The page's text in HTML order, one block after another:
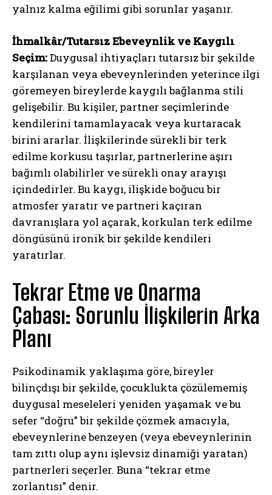
yalnız kalma eğilimi gibi sorunlar yaşanır.
İhmalkâr/Tutarsız Ebeveynlik ve Kaygılı
Seçim:Duygusal ihtiyaçları tutarsız bir şekilde
karşılanan veya ebeveynlerinden yeterince ilgi
göremeyen bireylerde kaygılı bağlanma stili
gelişebilir. Bu kişiler, partner seçimlerinde
kendilerini tamamlayacak veya kurtaracak
birini ararlar. İlişkilerinde sürekli bir terk
edilme korkusu taşırlar, partnerlerine aşırı
bağımlı olabilirler ve sürekli onay arayışı
içindedirler. Bu kaygı, ilişkide boğucu bir
atmosfer yaratır ve partneri kaçıran
davranışlara yol açarak, korkulan terk edilme
döngüsünü ironik bir şekilde kendileri
yaratırlar.
Tekrar Etme ve Onarma
Çabası: Sorunlu İlişkilerin Arka
Planı
Psikodinamik yaklaşıma göre, bireyler
bilinçdışı bir şekilde, çocuklukta çözülememiş
duygusal meseleleri yeniden yaşamak ve bu
sefer “doğru” bir şekilde çözmek amacıyla,
ebeveynlerine benzeyen (veya ebeveynlerinin
tam zıttı olup aynı işlevsiz dinamiği yaratan)
partnerleri seçerler. Buna “tekrar etme
zorlantısı” denir.